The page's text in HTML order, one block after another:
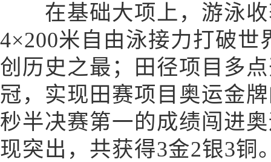
在基础大项上，游泳收
4×200米自由泳接力打破
创历史之最；田径项目多
冠，实现田赛项目奥运金
秒半决赛第一的成绩闯进
现突出，共获得3金2银3铜